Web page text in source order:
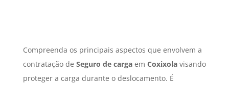
Compreenda os principais aspectos que envolvem a
contratação de Seguro de cargaem Coxixolavisando
proteger a carga durante o deslocamento. É